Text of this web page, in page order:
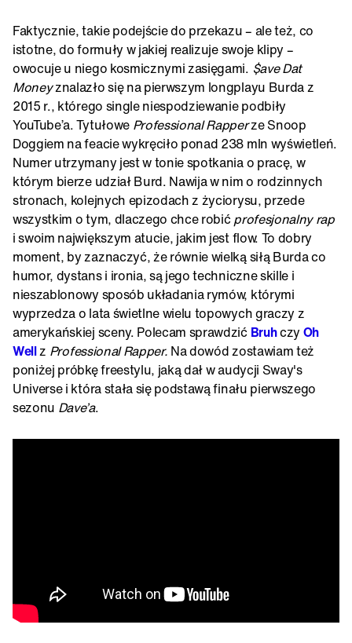
Faktycznie, takie podejście do przekazu – ale też, co
istotne, do formuły w jakiej realizuje swoje klipy –
owocuje u niego kosmicznymi zasięgami. $ave Dat
Moneyznalazło się na pierwszym longplayu Burda z
2015 r., którego single niespodziewanie podbiły
YouTube’a. Tytułowe Professional Rapperze Snoop
Doggiem na feacie wykręciło ponad 238 mln wyświetleń.
Numer utrzymany jest w tonie spotkania o pracę, w
którym bierze udział Burd. Nawija w nim o rodzinnych
stronach, kolejnych epizodach z życiorysu, przede
wszystkim o tym, dlaczego chce robić profesjonalny rap
i swoim największym atucie, jakim jest flow. To dobry
moment, by zaznaczyć, że równie wielką siłą Burda co
humor, dystans i ironia, są jego techniczne skille i
nieszablonowy sposób układania rymów, którymi
wyprzedza o lata świetlne wielu topowych graczy z
amerykańskiej sceny. Polecam sprawdzić Bruhczy Oh
Wellz Professional Rapper. Na dowód zostawiam też
poniżej próbkę freestylu, jaką dał w audycji Sway's
Universe i która stała się podstawą finału pierwszego
sezonu Dave’a.